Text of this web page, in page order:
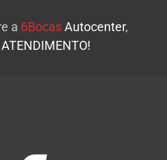
a 6BocasAutocenter,
ATENDIMENTO!